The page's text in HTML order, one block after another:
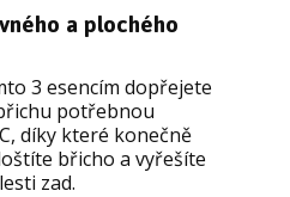
a plochého
3 esencím dopřejete
potřebnou
díky které konečně
břicho a vyřešíte
zad.